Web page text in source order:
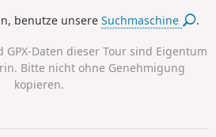
benutze unsereSuchmaschine .
Daten dieser Tour sind Eigentum
Bitte nicht ohne Genehmigung
kopieren.